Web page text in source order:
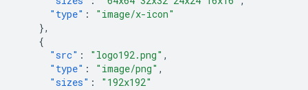
"type" :
"image/x-icon"
},
{
"src" : "logo192.png" ,
"type" : "image/png" ,
"sizes" :
"192x192"